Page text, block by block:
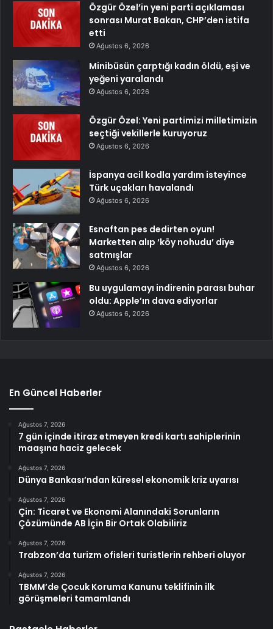
Özgür Özel’in yeni parti açıklaması
sonrası Murat Bakan, CHP’den istifa
etti
Ağustos 6, 2026
Minibüsün çarptığı kadın öldü, eşi ve
yeğeni yaralandı
Ağustos 6, 2026
Özgür Özel: Yeni partimizi milletimizin
seçtiği vekillerle kuruyoruz
Ağustos 6, 2026
İspanya acil kodla yardım isteyince
Türk uçakları havalandı
Ağustos 6, 2026
Esnaftan pes dedirten oyun!
Marketten alıp ‘köy nohudu’ diye
satmışlar
Ağustos 6, 2026
Bu uygulamayı indirenin parası buhar
oldu: Apple’ın dava ediyorlar
Ağustos 6, 2026
En Güncel Haberler
Ağustos 7, 2026
7 gün içinde itiraz etmeyen kredi kartı sahiplerinin
maaşına haciz gelecek
Ağustos 7, 2026
Dünya Bankası’ndan küresel ekonomik kriz uyarısı
Ağustos 7, 2026
Çin: Ticaret ve Ekonomi Alanındaki Sorunların
Çözümünde AB İçin Bir Ortak Olabiliriz
Ağustos 7, 2026
Trabzon’da turizm ofisleri turistlerin rehberi oluyor
Ağustos 7, 2026
TBMM’de Çocuk Koruma Kanunu teklifinin ilk
görüşmeleri tamamlandı